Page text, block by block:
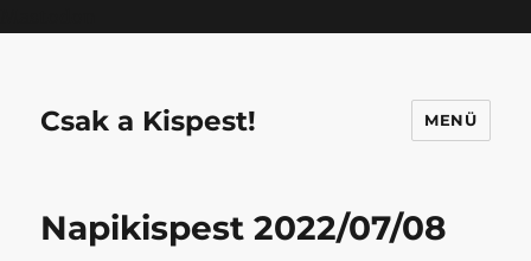
Csak a Kispest! MENÜ
Napikispest 2022/07/08